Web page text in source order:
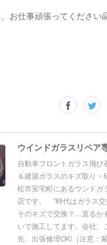
お仕事頑張ってください
自動車フロントガラス飛び
＆建築ガラスのキズ取り・
松市安宅町にあるウンドガ
店です。 ”時代はガラス
そのキズで交換？…直る
いで施工してます。会社、
先、出張修理OK!（注意：